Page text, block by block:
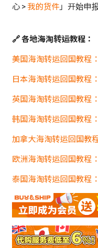
心 > 我的货件 」开始申
🔗 各地海淘转运教程：
美国海淘转运回国教程
日本海淘转运回国教程
英国海淘转运回国教程
韩国海淘转运回国教程
加拿大海淘转运回国教
欧洲海淘转运回国教程
泰国海淘转运回国教程